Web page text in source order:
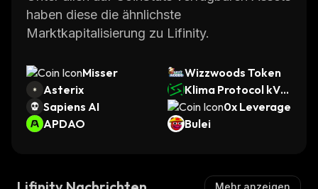
haben diese die ähnlichste
Marktkapitalisierung zu Lifinity.
Misser
Wizzwoods Token
Asterix
Klima Protocol kVC
M
Sapiens AI
0x Leverage
APDAO
Bulei
Mehr anzeigen